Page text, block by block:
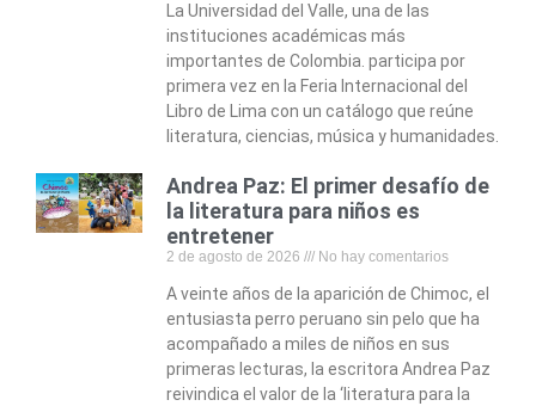
La Universidad del Valle, una de las
instituciones académicas más
importantes de Colombia. participa por
primera vez en la Feria Internacional del
Libro de Lima con un catálogo que reúne
literatura, ciencias, música y humanidades.
Andrea Paz: El primer desafío de
la literatura para niños es
entretener
2 de agosto de 2026 No hay comentarios
A veinte años de la aparición de Chimoc, el
entusiasta perro peruano sin pelo que ha
acompañado a miles de niños en sus
primeras lecturas, la escritora Andrea Paz
reivindica el valor de la ‘literatura para la